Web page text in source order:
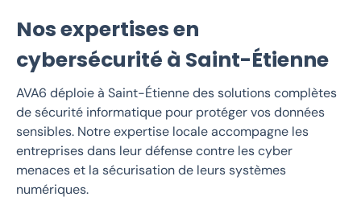
Nos expertises en
cybersécurité à Saint-Étienne
AVA6 déploie à Saint-Étienne des solutions complètes
de sécurité informatique pour protéger vos données
sensibles. Notre expertise locale accompagne les
entreprises dans leur défense contre les cyber
menaces et la sécurisation de leurs systèmes
numériques.